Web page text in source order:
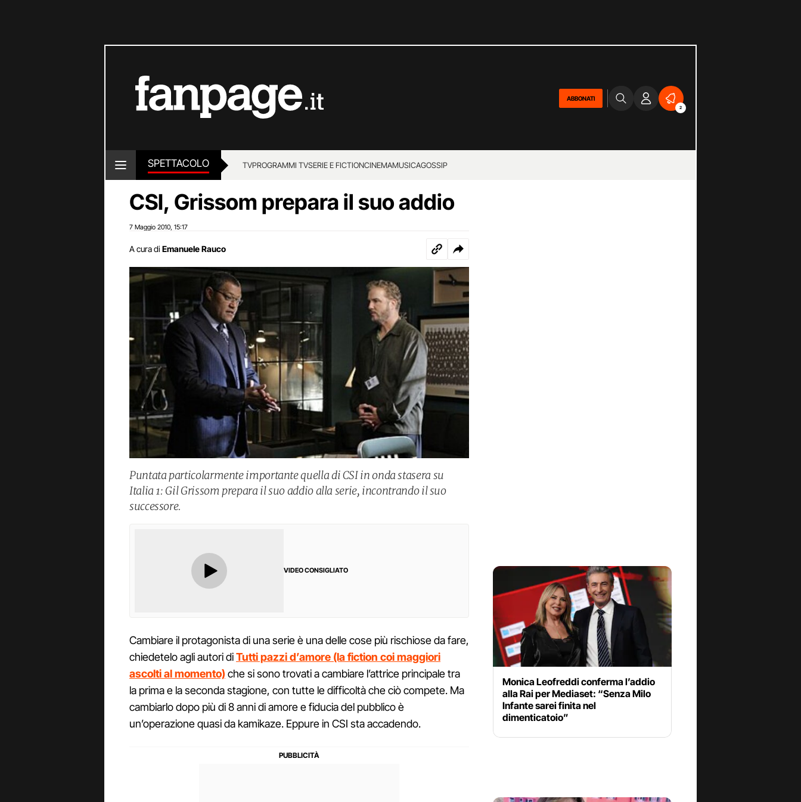
ABBONATI
2
SPETTACOLO TVPROGRAMMI TVSERIE E FICTIONCINEMAMUSICAGOSSIP
CSI, Grissom prepara il suo addio
7 Maggio 2010 15:17
A cura di Emanuele Rauco
Puntata particolarmente importante quella di CSI in onda stasera su
Italia 1: Gil Grissom prepara il suo addio alla serie, incontrando il suo
successore.
VIDEO CONSIGLIATO
Cambiare il protagonista di una serie è una delle cose più rischiose da fare,
chiedetelo agli autori diTutti pazzi d’amore (la fiction coi maggiori
ascolti al momento) che si sono trovati a cambiare l’attrice principale tra
la prima e la seconda stagione, con tutte le difficoltà che ciò compete. Ma
cambiarlo dopo più di 8 anni di amore e fiducia del pubblico è
un’operazione quasi da kamikaze. Eppure in CSI sta accadendo.
Monica Leofreddi conferma l’addio
alla Rai per Mediaset: “Senza Milo
Infante sarei finita nel
dimenticatoio”